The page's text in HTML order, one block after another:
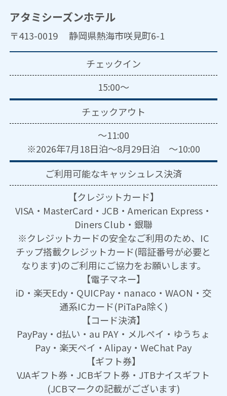
アタミシーズンホテル
〒413-0019 静岡県熱海市咲見町6-1
チェックイン
15:00～
チェックアウト
～11:00
※2026年7月18日泊～8月29日泊 ～10:00
ご利用可能なキャッシュレス決済
【クレジットカード】
VISA・MasterCard・JCB・American Express・
Diners Club・銀聯
※クレジットカードの安全なご利用のため、IC
チップ搭載クレジットカード(暗証番号が必要と
なります)のご利用にご協力をお願いします。
【電子マネー】
iD・楽天Edy・QUICPay・nanaco・WAON・交
通系ICカード(PiTaPa除く)
【コード決済】
PayPay・d払い・au PAY・メルペイ・ゆうちょ
Pay・楽天ペイ・Alipay・WeChat Pay
【ギフト券】
VJAギフト券・JCBギフト券・JTBナイスギフト
(JCBマークの記載がございます)